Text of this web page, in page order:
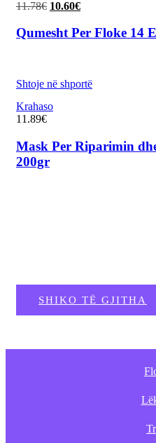
11.78€ Çmimi
qe:
10.60€
tanishëm
Qumesht Per Floke 14
Shtoje në shportë
Krahaso
11.89€
Mask Per Riparimin
200gr
SHIKO TË GJITHA